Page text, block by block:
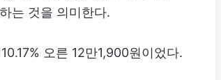
는 것을 의미한다.
오른 12만1,900원이었다.